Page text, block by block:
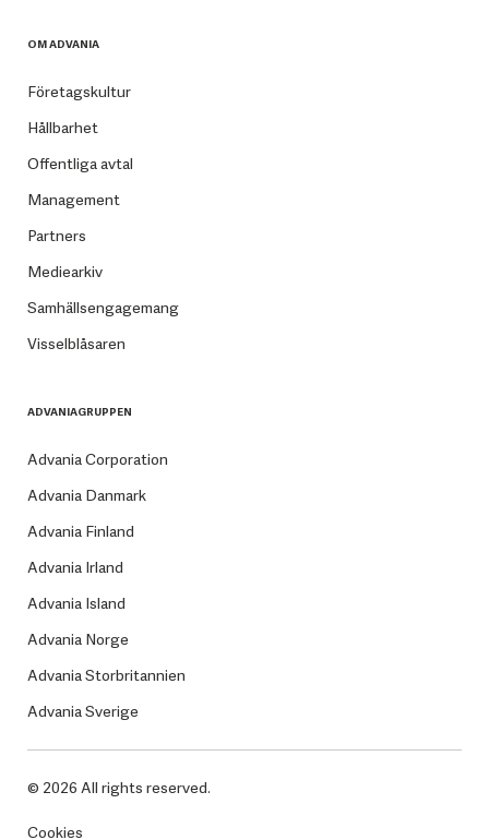
OM ADVANIA
Företagskultur
Hållbarhet
Offentliga avtal
Management
Partners
Mediearkiv
Samhällsengagemang
Visselblåsaren
ADVANIAGRUPPEN
Advania Corporation
Advania Danmark
Advania Finland
Advania Irland
Advania Island
Advania Norge
Advania Storbritannien
Advania Sverige
© 2026 All rights reserved.
Cookies